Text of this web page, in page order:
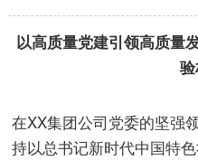
以高质量党建引领高质量
在XX集团公司党委的坚强
持以总书记新时代中国特